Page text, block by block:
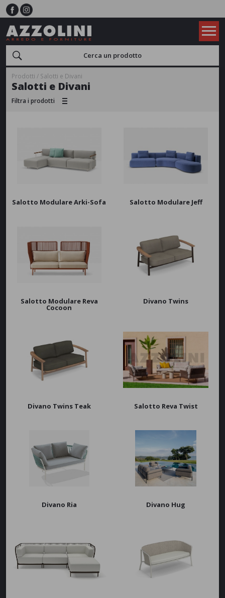
Prodotti Salotti e Divani
Salotti e Divani
Filtra i prodotti
Utilizzo
Tipologia
Set completo
Divano singolo
APPLICA
Materiale
Fibra sintetica
Imbottito
Materiale Plastico
APPLICA
Stile
APPLICA
Marchi
Emu
Fast
Vermobil
Roda
Fermob
Myyour
Salotto Modulare Arki-Sofa Salotto Modulare Jeff
Salotto Modulare Reva
Cocoon
Divano Twins
Divano Twins Teak Salotto Reva Twist
Divano Ria Divano Hug